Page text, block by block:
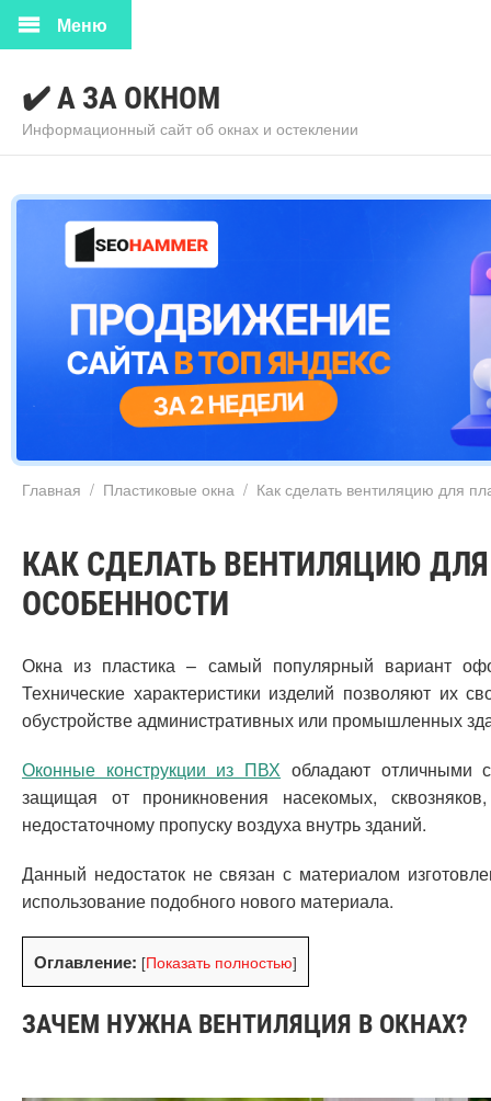
✔️ А ЗА ОКНОМ
Информационный сайт об окнах и остеклении
Меню
Главная / Пластиковые окна / Как сделать вентиляцию для
КАК СДЕЛАТЬ ВЕНТИЛЯЦИЮ
ОСОБЕННОСТИ
Окна из пластика – самый популярный вариант
Технические характеристики изделий позволяют их
обустройстве административных или промышленных
Оконные конструкции из ПВХ обладают отличными
защищая от проникновения насекомых,
недостаточному пропуску воздуха внутрь зданий.
Данный недостаток не связан с материалом
использование подобного нового материала.
Оглавление: [Показать полностью]
ЗАЧЕМ НУЖНА ВЕНТИЛЯЦИЯ В ОКНАХ?